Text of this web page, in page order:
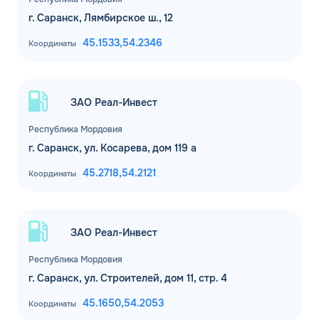
г. Саранск, Лямбирское ш., 12
Координаты 45.1533,54.2346
Республика Мордовия
ЗАО Реал-Инвест
г. Саранск, ул. Косарева, дом 119 а
Координаты 45.2718,54.2121
Республика Мордовия
ЗАО Реал-Инвест
г. Саранск, ул. Строителей, дом 11, стр. 4
Координаты 45.1650,54.2053
Для юр. лиц и ИП
ОФОРМИТЬ ЗАЯВКУ
Заполняя форму, ясоглашаюсь с
обработкой персональных данных
ДО